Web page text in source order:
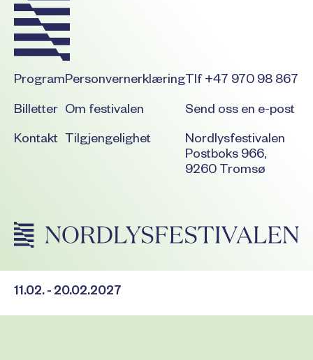
Program
Billetter
Kontakt
Personvernerklæring
Om festivalen
Tilgjengelighet
Tlf +47 970 98 867
Send oss en e-post
Nordlysfestivalen
Postboks 966,
9260 Tromsø
11.02. - 20.02.2027